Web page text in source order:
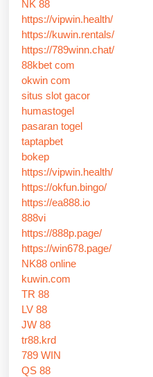
NK 88
https://vipwin.health/
https://kuwin.rentals/
https://789winn.chat/
88kbet com
okwin com
situs slot gacor
humastogel
pasaran togel
taptapbet
bokep
https://vipwin.health/
https://okfun.bingo/
https://ea888.io
888vi
https://888p.page/
https://win678.page/
NK88 online
kuwin.com
TR 88
LV 88
JW 88
tr88.krd
789 WIN
QS 88